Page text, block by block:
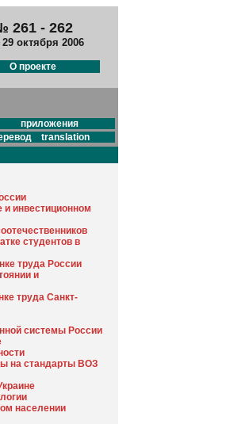
261 - 262
29 октября 2006
О проекте
приложения
translation
инвестиционном
студентов в
труда России
и
труда Санкт-
системы России
на стандарты ВОЗ
населении